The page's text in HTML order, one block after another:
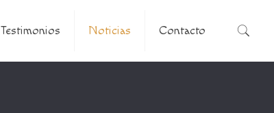
Testimonios Noticias Contacto